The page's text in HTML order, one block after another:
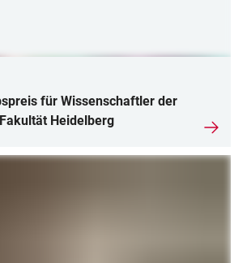
für Wissenschaftler der
Heidelberg